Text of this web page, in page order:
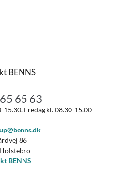
BENNS
65 63
15.30. Fredag kl. 08.30-15.00
86
BENNS